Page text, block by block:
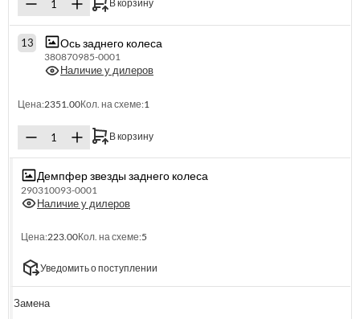
В корзину
13 Ось заднего колеса
380870985-0001
Наличие у дилеров
Цена:2351.00Кол. на схеме:1
В корзину
Демпфер звезды заднего колеса
290310093-0001
Наличие у дилеров
Цена:223.00Кол. на схеме:5
Уведомить о поступлении
Замена